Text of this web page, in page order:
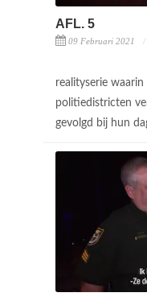
AFL. 5
09 Februari 2021
realityserie
politiedistricten
gevolgd bij hun